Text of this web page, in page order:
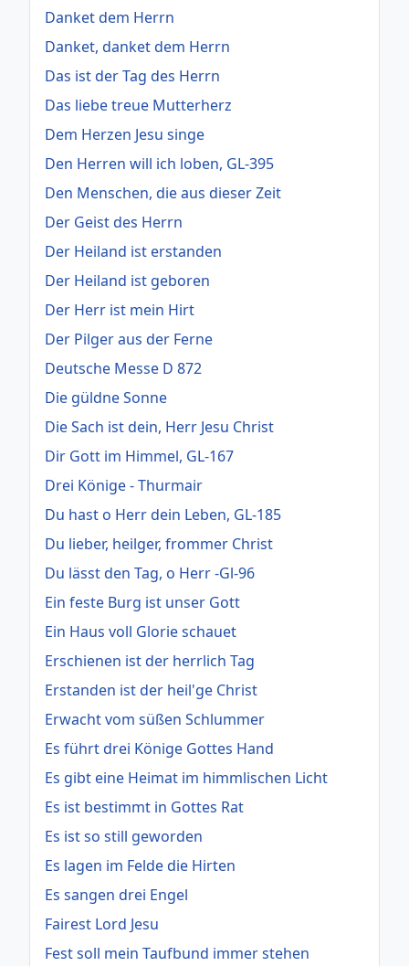
Danket dem Herrn
Danket, danket dem Herrn
Das ist der Tag des Herrn
Das liebe treue Mutterherz
Dem Herzen Jesu singe
Den Herren will ich loben, GL-395
Den Menschen, die aus dieser Zeit
Der Geist des Herrn
Der Heiland ist erstanden
Der Heiland ist geboren
Der Herr ist mein Hirt
Der Pilger aus der Ferne
Deutsche Messe D 872
Die güldne Sonne
Die Sach ist dein, Herr Jesu Christ
Dir Gott im Himmel, GL-167
Drei Könige - Thurmair
Du hast o Herr dein Leben, GL-185
Du lieber, heilger, frommer Christ
Du lässt den Tag, o Herr -Gl-96
Ein feste Burg ist unser Gott
Ein Haus voll Glorie schauet
Erschienen ist der herrlich Tag
Erstanden ist der heil'ge Christ
Erwacht vom süßen Schlummer
Es führt drei Könige Gottes Hand
Es gibt eine Heimat im himmlischen Licht
Es ist bestimmt in Gottes Rat
Es ist so still geworden
Es lagen im Felde die Hirten
Es sangen drei Engel
Fairest Lord Jesu
Fest soll mein Taufbund immer stehen